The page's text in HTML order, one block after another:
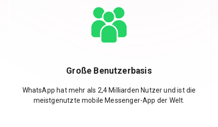
Große Benutzerbasis
WhatsApp hat mehr als 2,4 Milliarden Nutzer und ist die
meistgenutzte mobile Messenger-App der Welt.